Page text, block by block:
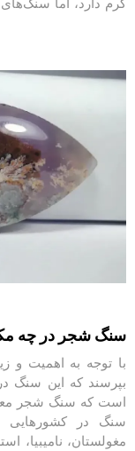
سنگ شجر در چه
با توجه به اهمیت و
بپرسند که این سنگ
است که سنگ شجر
سنگ در کشورهایی
مغولستان، نامیبیا،